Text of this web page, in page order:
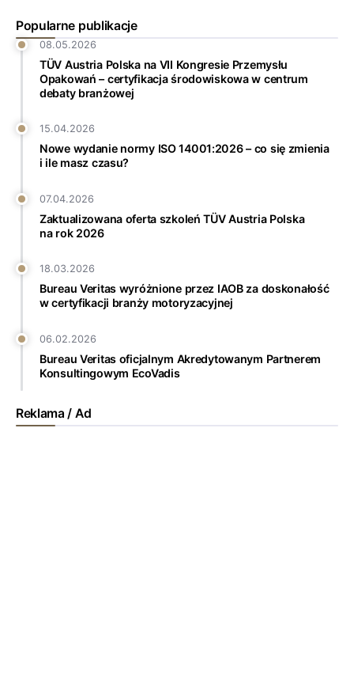
Popularne publikacje
08.05.2026
TÜV Austria Polska na VII Kongresie Przemysłu
Opakowań – certyfikacja środowiskowa w centrum
debaty branżowej
15.04.2026
Nowe wydanie normy ISO 14001:2026 – co się zmienia
i ile masz czasu?
07.04.2026
Zaktualizowana oferta szkoleń TÜV Austria Polska
na rok 2026
18.03.2026
Bureau Veritas wyróżnione przez IAOB za doskonałość
w certyfikacji branży motoryzacyjnej
06.02.2026
Bureau Veritas oficjalnym Akredytowanym Partnerem
Konsultingowym EcoVadis
Reklama / Ad